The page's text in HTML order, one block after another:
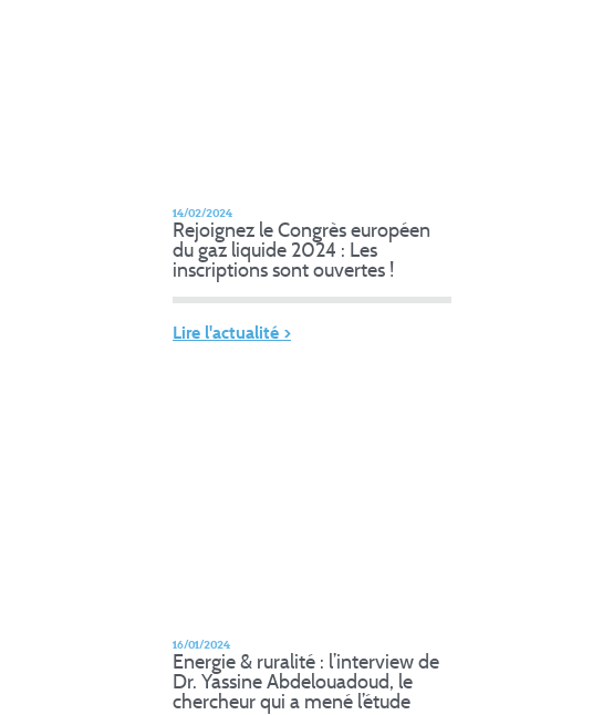
14/02/2024
Rejoignez le Congrès européen
du gaz liquide 2024 : Les
inscriptions sont ouvertes !
Lire l'actualité >
16/01/2024
Energie & ruralité : l’interview de
Dr. Yassine Abdelouadoud, le
chercheur qui a mené l’étude